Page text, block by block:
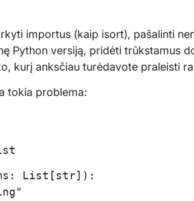
importus (kaip isort), pašalinti
Python versiją, pridėti trūkstamus
kurį anksčiau turėdavote praleisti
tokia problema:
List[str]):